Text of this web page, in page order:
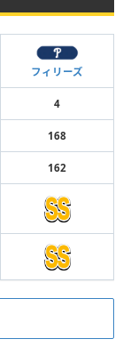
フィリーズ
4
168
162